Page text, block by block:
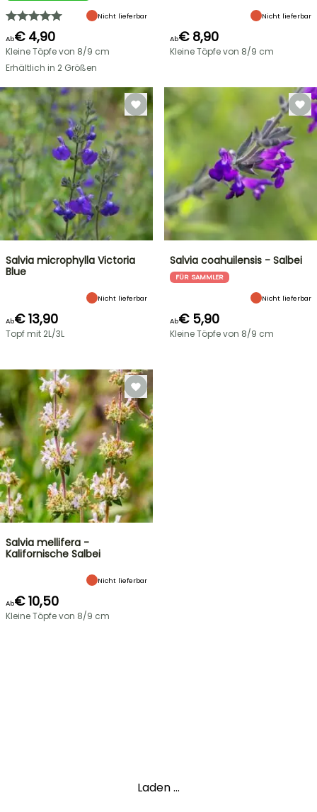
Nicht lieferbar
Ab€ 4,90
Kleine Töpfe von 8/9 cm
Erhältlich in 2 Größen
Nicht lieferbar
Ab€ 8,90
Kleine Töpfe von 8/9 cm
Salvia microphylla Victoria
Blue
Nicht lieferbar
Ab€ 13,90
Topf mit 2L/3L
Salvia coahuilensis - Salbei
FÜR SAMMLER
Nicht lieferbar
Ab€ 5,90
Kleine Töpfe von 8/9 cm
Salvia mellifera -
Kalifornische Salbei
Nicht lieferbar
Ab€ 10,50
Kleine Töpfe von 8/9 cm
Laden ...